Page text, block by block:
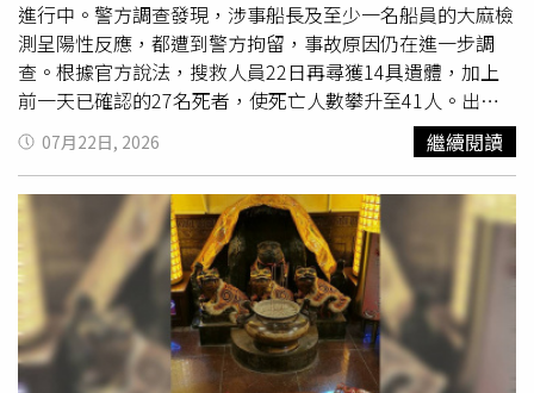
自身主權、安全與發展利益，同時相信巴西將持續尊重並支
持中國維護核心利益。北京所稱的「核心利益」，通常是指
台灣、西藏、新疆及香港等議題。報導補充，巴西如今支持
整個南方共同市場與中國展開談判，與其過去長年的立場形
成鮮明對比。過去10多年來，巴西利亞（Brasilia，巴西首
都）與布宜諾斯艾利斯（Buenos Aires，阿根廷首都）一直
將中國與南方共同市場自由貿易協定，視為本國工業基礎的
威脅，因此努力阻止相關議題列入南方共同市場議程。烏拉
圭則率先打破這項共識。時任總統波烏（Luis Lacalle
Pou）早在2021年便開始推動與中國簽署雙邊自由貿易協
定，並與北京共同進行可行性研究，多次批評南方共同市場
的保護主義，使烏拉圭失去向全球開放的能力。烏拉圭的行
動令區域內大型經濟體憂心，因為南方共同市場成立依據的
《亞松森條約》（Treaty of Asuncion）規定，成員國必須
Maya）。隨著傷勢持續惡化，院方又提出三種方案，包括
搭乘醫療專機直接返美、送往墨西哥科蘇梅爾島
（Cozumel）後自行安排返國，或繼續留在船上接受治療。
福特回憶，在等待期間，女友因大量使用止痛藥，一度只要
睡著就會出現呼吸變慢甚至停止呼吸的情況，醫護人員不得
不持續將她喚醒，避免發生更嚴重危險。眼見病情不斷惡
化，兩人最終決定選擇醫療專機返美接受治療。然而，航空
醫療公司要求先支付2萬美元（約新台幣65萬元）訂金，返
抵美國後還必須再支付3萬美元（約新台幣97萬元），總計
5萬美元（約新台幣162.3萬元），且只給他們短短幾個小時
做決定。兩人最後仍選擇冒著惡劣天候，由救護車送往機
場，再搭乘私人醫療專機飛往佛州勞德岱堡（Fort
Lauderdale）。抵達美國後，克絲汀先在佛州醫院接受第
一次手術，由於傷勢過於嚴重，醫師認為她不適合搭機，只
進行中。警方調查發現，涉事船長及至少一名船員的大麻檢
測呈陽性反應，都遭到警方拘留，事故原因仍在進一步調
查。根據官方說法，搜救人員22日再尋獲14具遺體，加上
前一天已確認的27名死者，使死亡人數攀升至41人。出事
的渡輪為「MV Barima號」，建造於1939年，至今已有超過
80年船齡，該渡輪於當地時間上週六晚間在外海翻覆，官方
表示，事故發生時船上實際搭載179人，但乘客名冊卻僅登
記133人，顯示有46人未列入正式名單，也讓後續搜救及失
聯人數統計更加困難。據了解，這起事故是蓋亞那數十年來
最嚴重的海上災難，政府正動員所有可用資源，全力搜尋失
蹤乘客，目前已派遣16艘船隻前往事故海域，由法國潛水員
與當地潛水團隊共同執行水下搜索作業。初步調查認為不完
整的乘客名冊以及船員疑似吸毒，都可能是導致事故的重要
因素，警方表示，船長及至少一名船員接受毒品檢測後，大
07月22日, 2026 繼續閱讀